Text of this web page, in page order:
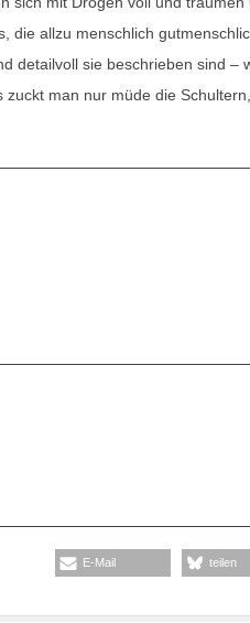
die allzu menschlich
detailvoll sie beschrieben sind
man nur müde die
E-Mail teilen